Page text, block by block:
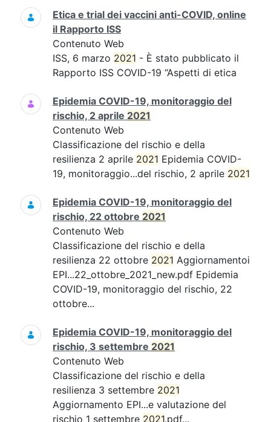
Etica e trial dei vaccini anti-COVID, online
il Rapporto ISS
Contenuto Web
ISS, 6 marzo 2021 - È stato pubblicato il
Rapporto ISS COVID-19 “Aspetti di etica
Epidemia COVID-19, monitoraggio del
rischio, 2 aprile 2021
Contenuto Web
Classificazione del rischio e della
resilienza 2 aprile 2021 Epidemia COVID-
19, monitoraggio...del rischio, 2 aprile 2021
Epidemia COVID-19, monitoraggio del
rischio, 22 ottobre 2021
Contenuto Web
Classificazione del rischio e della
resilienza 22 ottobre 2021 Aggiornamentoi
EPI...22_ottobre_2021_new.pdf Epidemia
COVID-19, monitoraggio del rischio, 22
ottobre...
Epidemia COVID-19, monitoraggio del
rischio, 3 settembre 2021
Contenuto Web
Classificazione del rischio e della
resilienza 3 settembre 2021
Aggiornamento EPI...e valutazione del
rischio_1 settembre 2021.pdf...